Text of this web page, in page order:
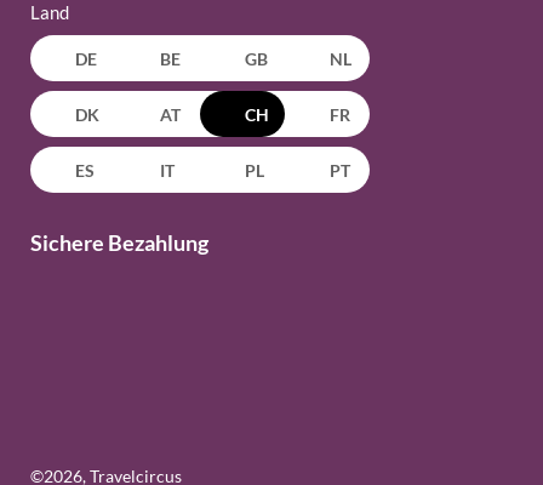
Land
DE BE GB NL
DK AT CH FR
ES IT PL PT
Sichere Bezahlung
©2026, Travelcircus